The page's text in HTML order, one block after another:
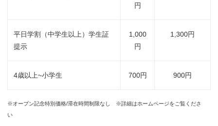
円
平日学割（中学生以上）学生証
提示
1,000
円
1,300円
4歳以上~小学生 700円 900円
※オープン記念特別価格/滞在時間制限なし ※詳細はホームページをご覧くださ
い